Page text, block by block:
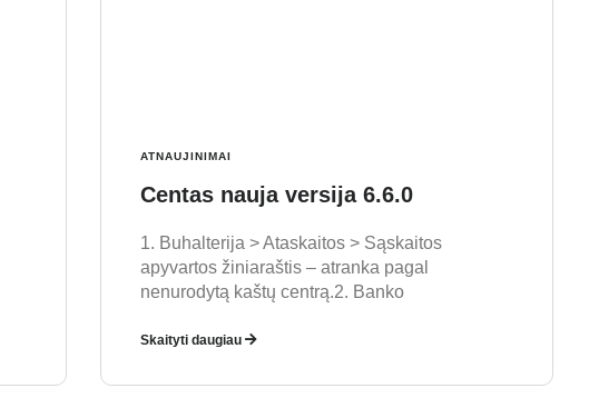
ATNAUJINIMAI
Centas nauja versija 6.6.0
1. Buhalterija > Ataskaitos > Sąskaitos
apyvartos žiniaraštis – atranka pagal
nenurodytą kaštų centrą.2. Banko
Skaityti daugiau